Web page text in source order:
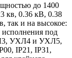
до 1400
кв, 0.36 кВ, 0.38
так и на высокое:
под
УХЛ4 и УХЛ5,
IP21, IP31,